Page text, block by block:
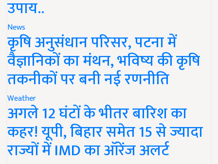
उपाय..
News
कृषि अनुसंधान परिसर, पटना में
वैज्ञानिकों का मंथन, भविष्य की कृषि
तकनीकों पर बनी नई रणनीति
Weather
अगले 12 घंटों के भीतर बारिश का
कहर! यूपी, बिहार समेत 15 से ज्यादा
राज्यों में IMD का ऑरेंज अलर्ट